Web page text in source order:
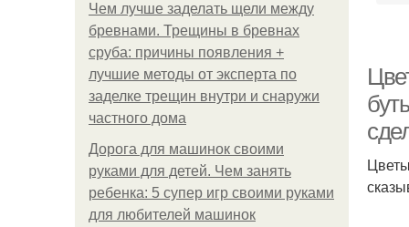
Чем лучше заделать щели между
бревнами. Трещины в бревнах
сруба: причины появления +
лучшие методы от эксперта по
заделке трещин внутри и снаружи
частного дома
Дорога для машинок своими
руками для детей. Чем занять
ребенка: 5 супер игр своими руками
для любителей машинок